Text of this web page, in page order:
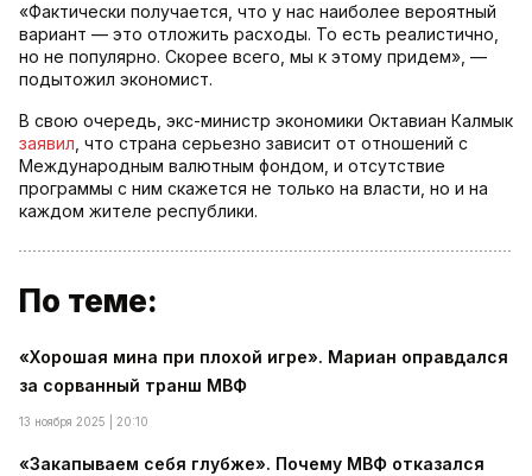
«Фактически получается, что у нас наиболее вероятный
вариант — это отложить расходы. То есть реалистично,
но не популярно. Скорее всего, мы к этому придем», —
подытожил экономист.
В свою очередь, экс-министр экономики Октавиан Калмык
заявил , что страна серьезно зависит от отношений с
Международным валютным фондом, и отсутствие
программы с ним скажется не только на власти, но и на
каждом жителе республики.
По теме:
«Хорошая мина при плохой игре». Мариан оправдался
за сорванный транш МВФ
13 ноября 2025 | 20:10
«Закапываем себя глубже». Почему МВФ отказался